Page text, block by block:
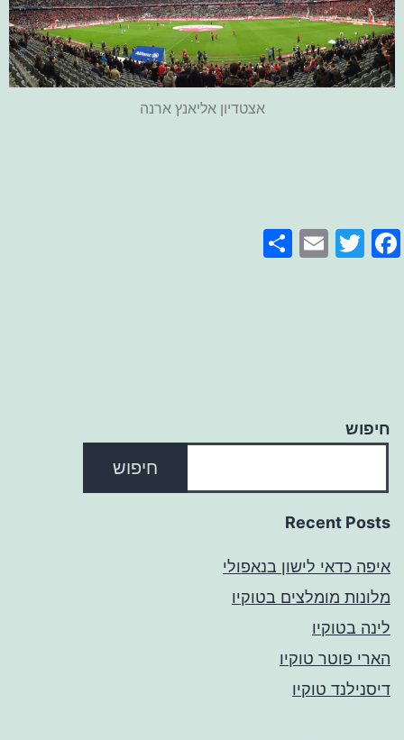
אצטדיון אליאנץ ארנה
Facebook
Twitter
Email
חיפוש
חיפוש
Recent Posts
איפה כדאי לישון בנאפולי
מלונות מומלצים בטוקיו
לינה בטוקיו
הארי פוטר טוקיו
דיסנילנד טוקיו